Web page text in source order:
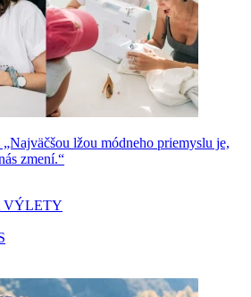
lžou módneho priemyslu je,
zmení.“
VÝLETY